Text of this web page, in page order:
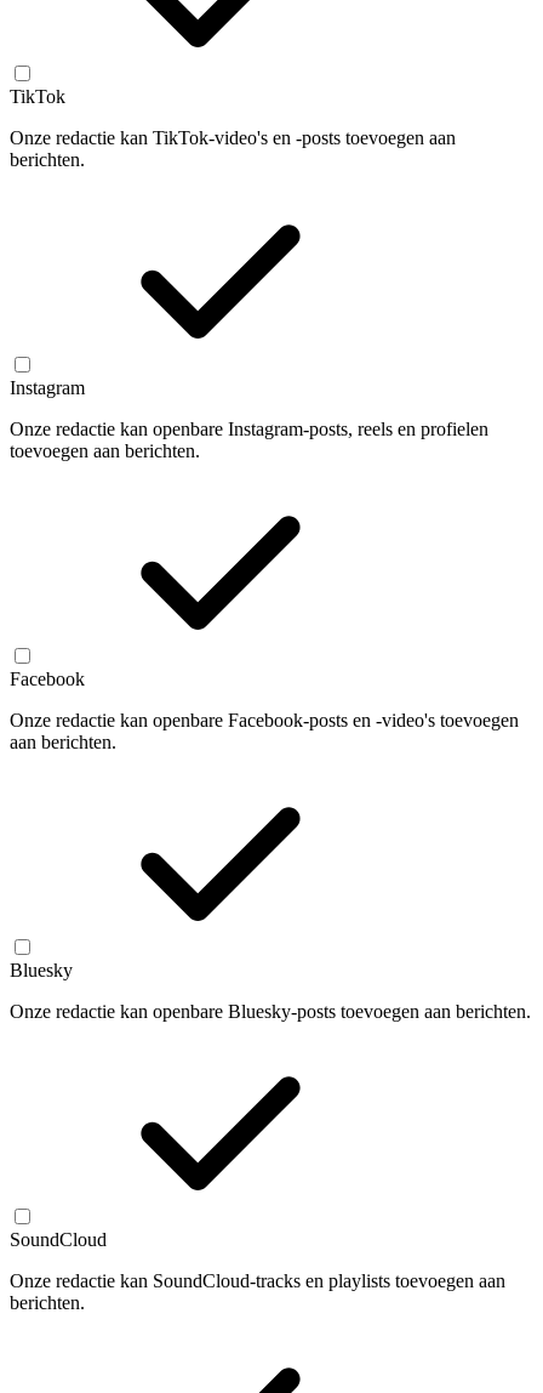
TikTok
Onze redactie kan TikTok-video's en -posts toevoegen aan
berichten.
Instagram
Onze redactie kan openbare Instagram-posts, reels en profielen
toevoegen aan berichten.
Facebook
Onze redactie kan openbare Facebook-posts en -video's toevoegen
aan berichten.
Bluesky
Onze redactie kan openbare Bluesky-posts toevoegen aan berichten.
SoundCloud
Onze redactie kan SoundCloud-tracks en playlists toevoegen aan
berichten.